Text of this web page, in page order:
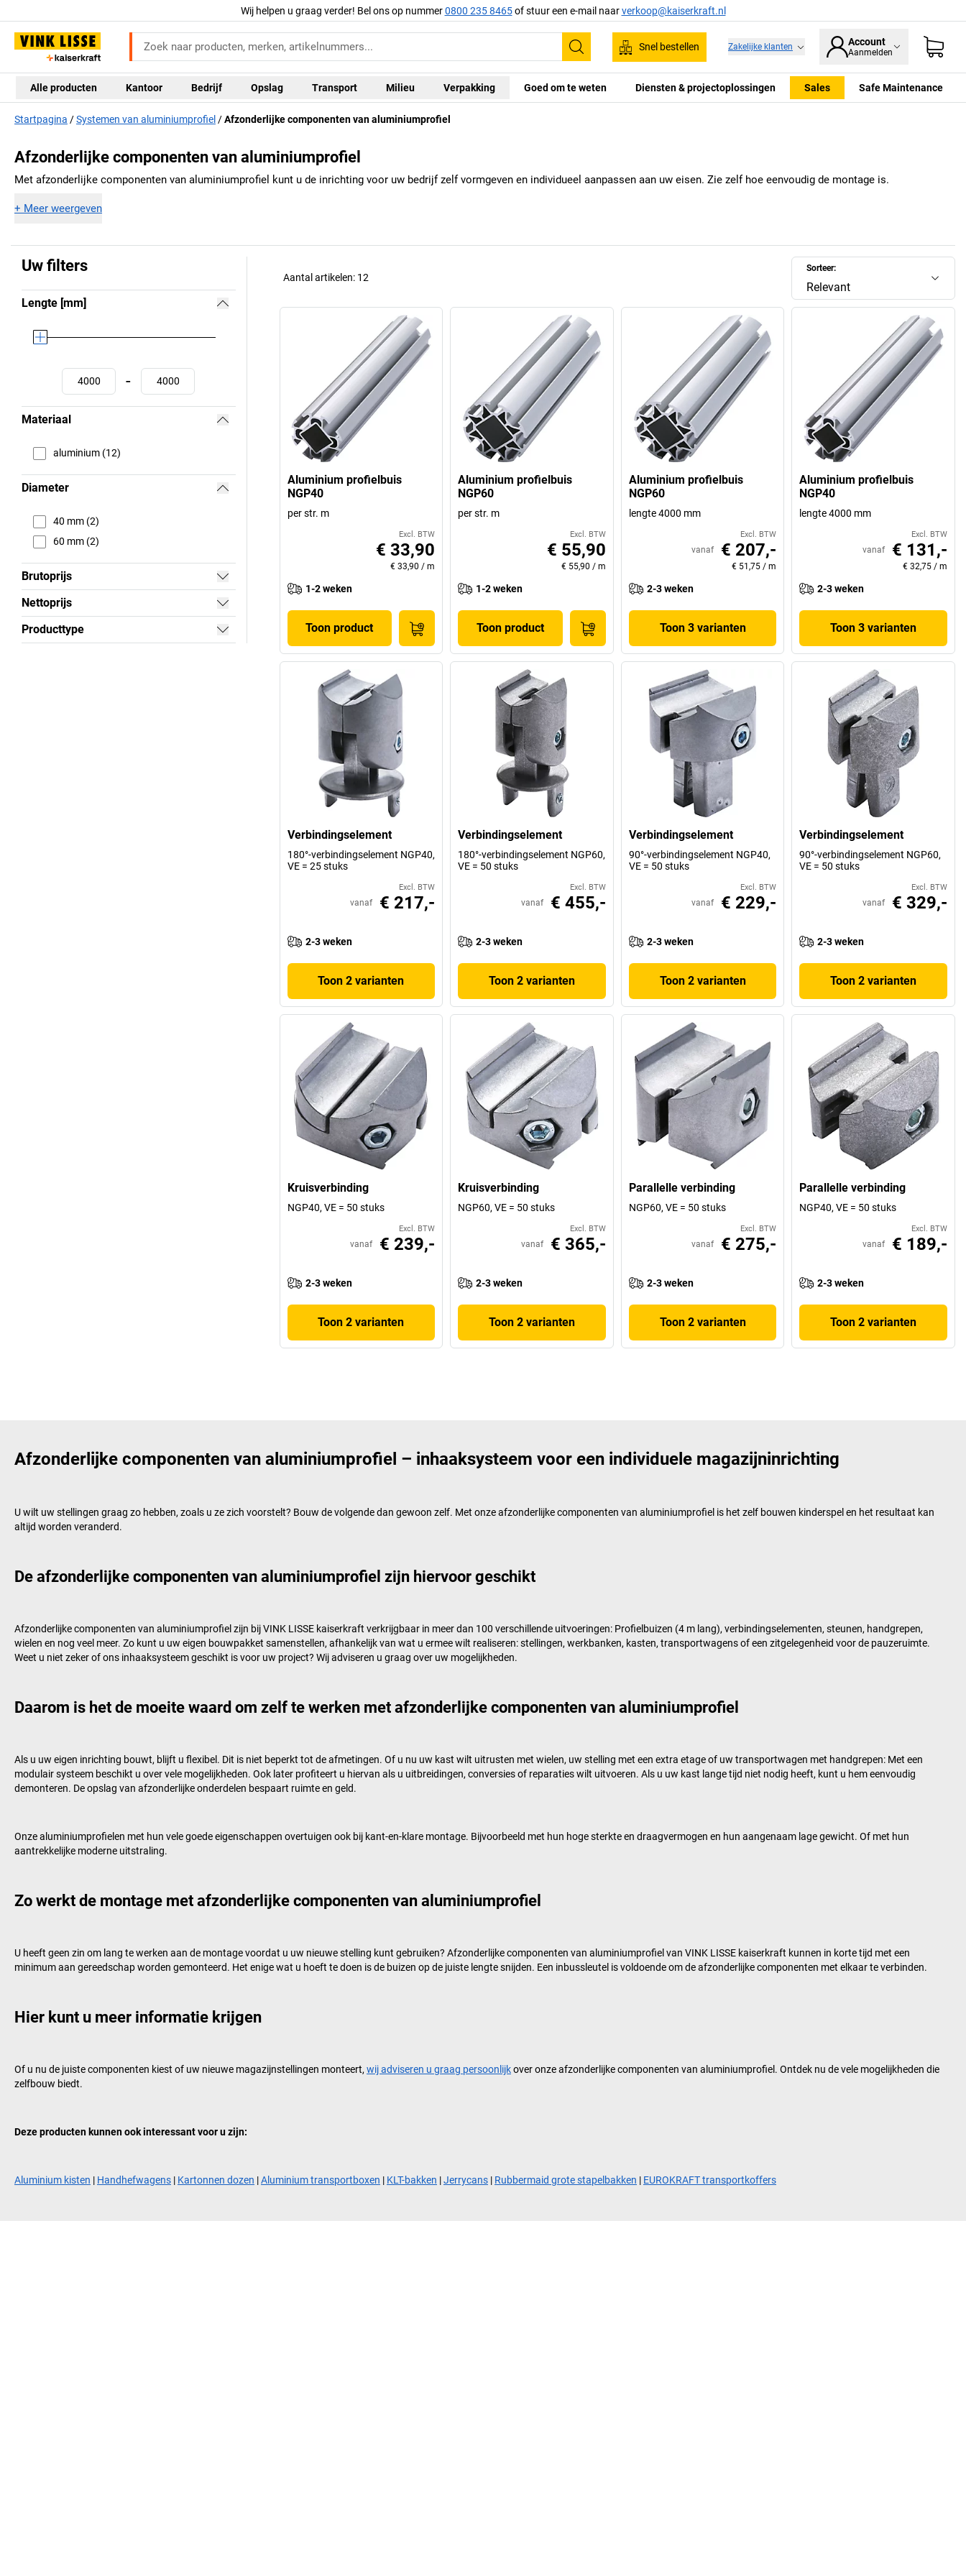
Wij helpen u graag verder! Bel ons op nummer0800 235 8465of stuur een e-mail naarverkoop@kaiserkraft.nl
Zoeken
Snel bestellen Zakelijke klanten Account
Aanmelden
Alle producten Kantoor Bedrijf Opslag Transport Milieu Verpakking Goed om te weten Diensten & projectoplossingen Sales Safe Maintenance
Startpagina Systemen van aluminiumprofiel Afzonderlijke componenten van aluminiumprofiel
Afzonderlijke componenten van aluminiumprofiel
Met afzonderlijke componenten van aluminiumprofiel kunt u de inrichting voor uw bedrijf zelf vormgeven en individueel aanpassen aan uw eisen. Zie zelf hoe eenvoudig de montage is.
+ Meer weergeven
Uw filters
Lengte [mm]
-
Materiaal
aluminium (12)
Diameter
40 mm (2)
60 mm (2)
Brutoprijs
Nettoprijs
Producttype
Sorteer:
Relevant
Aantal artikelen: 12
Aluminium profielbuis
NGP40
per str. m
Excl. BTW
€ 33,90
€ 33,90 /m
1-2 weken
Toon product
Aluminium profielbuis
NGP60
per str. m
Excl. BTW
€ 55,90
€ 55,90 / m
1-2 weken
Toon product
Aluminium profielbuis
NGP60
lengte 4000 mm
Excl. BTW
vanaf € 207,-
€ 51,75 /m
2-3 weken
Toon 3 varianten
Aluminium profielbuis
NGP40
lengte 4000 mm
Excl. BTW
vanaf € 131,-
€ 32,75 / m
2-3 weken
Toon 3 varianten
Verbindingselement
180°-verbindingselement NGP40,
VE = 25 stuks
Excl. BTW
vanaf € 217,-
2-3 weken
Toon 2 varianten
Verbindingselement
180°-verbindingselement NGP60,
VE = 50 stuks
Excl. BTW
vanaf € 455,-
2-3 weken
Toon 2 varianten
Verbindingselement
90°-verbindingselement NGP40,
VE = 50 stuks
Excl. BTW
vanaf € 229,-
2-3 weken
Toon 2 varianten
Verbindingselement
90°-verbindingselement NGP60,
VE = 50 stuks
Excl. BTW
vanaf € 329,-
2-3 weken
Toon 2 varianten
Kruisverbinding
NGP40, VE = 50 stuks
Excl. BTW
vanaf € 239,-
2-3 weken
Toon 2 varianten
Kruisverbinding
NGP60, VE = 50 stuks
Excl. BTW
vanaf € 365,-
2-3 weken
Toon 2 varianten
Parallelle verbinding
NGP60, VE = 50 stuks
Excl. BTW
vanaf € 275,-
2-3 weken
Toon 2 varianten
Parallelle verbinding
NGP40, VE = 50 stuks
Excl. BTW
vanaf € 189,-
2-3 weken
Toon 2 varianten
Afzonderlijke componenten van aluminiumprofiel – inhaaksysteem voor een individuele magazijninrichting
U wilt uw stellingen graag zo hebben, zoals u ze zich voorstelt? Bouw de volgende dan gewoon zelf. Met onze afzonderlijke componenten van aluminiumprofiel is het zelf bouwen kinderspel en het resultaat kan
altijd worden veranderd.
De afzonderlijke componenten van aluminiumprofiel zijn hiervoor geschikt
Afzonderlijke componenten van aluminiumprofiel zijn bijVINK LISSE kaiserkraft verkrijgbaar in meer dan 100 verschillende uitvoeringen: Profielbuizen (4 m lang), verbindingselementen, steunen, handgrepen,
wielen en nog veel meer. Zo kunt u uw eigen bouwpakket samenstellen, afhankelijk van wat u ermee wilt realiseren: stellingen, werkbanken, kasten, transportwagens of een zitgelegenheid voor de pauzeruimte.
Weet u niet zeker of ons inhaaksysteem geschikt is voor uw project? Wij adviseren u graag over uw mogelijkheden.
Daarom is het de moeite waard om zelf te werken met afzonderlijke componenten van aluminiumprofiel
Als u uw eigen inrichting bouwt, blijft u flexibel. Dit is niet beperkt tot de afmetingen. Of u nu uw kast wilt uitrusten met wielen, uw stelling met een extra etage of uw transportwagen met handgrepen: Met een
modulair systeem beschikt u over vele mogelijkheden. Ook later profiteert u hiervan als u uitbreidingen, conversies of reparaties wilt uitvoeren. Als u uw kast lange tijd niet nodig heeft, kunt u hem eenvoudig
demonteren. De opslag van afzonderlijke onderdelen bespaart ruimte en geld.
Onze aluminiumprofielen met hun vele goede eigenschappen overtuigen ook bij kant-en-klare montage. Bijvoorbeeld met hun hoge sterkte en draagvermogen en hun aangenaam lage gewicht. Of met hun
aantrekkelijke moderne uitstraling.
Zo werkt de montage met afzonderlijke componenten van aluminiumprofiel
U heeft geen zin om lang te werken aan de montage voordat u uw nieuwe stelling kunt gebruiken? Afzonderlijke componenten van aluminiumprofiel van VINK LISSE kaiserkraft kunnen in korte tijd met een
minimum aan gereedschap worden gemonteerd. Het enige wat u hoeft te doen is de buizen op de juiste lengte snijden. Een inbussleutel is voldoende om de afzonderlijke componenten met elkaar te verbinden.
Hier kunt u meer informatie krijgen
Of u nu de juiste componenten kiest of uw nieuwe magazijnstellingen monteert, wij adviseren u graag persoonlijkover onze afzonderlijke componenten van aluminiumprofiel. Ontdek nu de vele mogelijkheden die
zelfbouw biedt.
Deze producten kunnen ook interessant voor u zijn:
Aluminium kisten | Handhefwagens | Kartonnen dozen |Aluminium transportboxen | KLT-bakken |Jerrycans | Rubbermaid grote stapelbakken | EUROKRAFT transportkoffers